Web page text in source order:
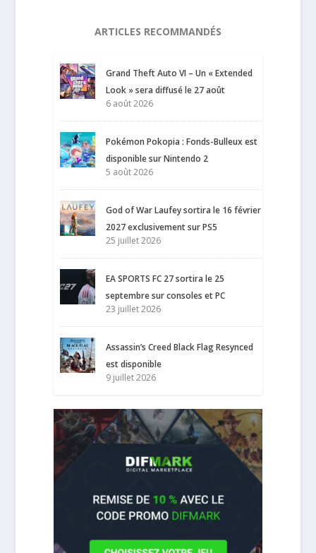
ARTICLES RECOMMANDÉS
Grand Theft Auto VI – Un « Extended
Look » sera diffusé le 27 août
6 août 2026
Pokémon Pokopia : Fonds-Bulleux est
disponible sur Nintendo 2
5 août 2026
God of War Laufey sortira le 16 février
2027 exclusivement sur PS5
25 juillet 2026
EA SPORTS FC 27 sortira le 25
septembre sur consoles et PC
23 juillet 2026
Assassin’s Creed Black Flag Resynced
est disponible
9 juillet 2026